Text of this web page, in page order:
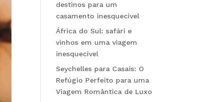
destinos para um
casamento inesquecível
África do Sul: safári e
vinhos em uma viagem
inesquecível
Seychelles para Casais: O
Refúgio Perfeito para uma
Viagem Romântica de Luxo